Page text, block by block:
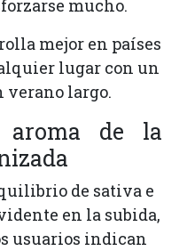
mucho.
mejor en países
lugar con un
largo.
aroma de la
de sativa e
en la subida,
usuarios indican